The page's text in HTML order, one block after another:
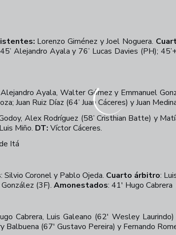
Lorenzo Giménez y Joel Noguera.
Alejandro Ayala y 76’ Lucas Davies (PH);
Ayala, Walter Gómez y Emmanuel
Juan Ruiz Díaz (64’ Juan Cáceres) y Juan
Alex Rodríguez (58’ Cristhian Batte) y
Miño. DT: Víctor Cáceres.
Itá
: Silvio Coronel y Pablo Ojeda. Cuarto árbitro:
(3F). Amonestados: 41' Hugo
Cabrera, Luis Galeano (62' Wesley
(67' Gustavo Pereira) y Fernando